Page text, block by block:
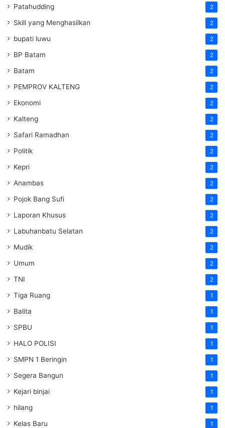
Patahudding 2
Skill yang Menghasilkan 2
bupati luwu 2
BP Batam 2
Batam 2
PEMPROV KALTENG 2
Ekonomi 2
Kalteng 2
Safari Ramadhan 2
Politik 2
Kepri 2
Anambas 2
Pojok Bang Sufi 2
Laporan Khusus 2
Labuhanbatu Selatan 2
Mudik 2
Umum 2
TNI 2
Tiga Ruang 1
Balita 1
SPBU 1
HALO POLISI 1
SMPN 1 Beringin 1
Segera Bangun 1
Kejari binjai 1
hilang 1
Kelas Baru 1